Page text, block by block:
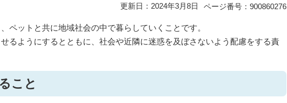
ページ番号：900860276
更新日：2024年3月8日
ペットと共に地域社会の中で暮らしていくことです。
るようにするとともに、社会や近隣に迷惑を及ぼさないよう配慮をする責
こと